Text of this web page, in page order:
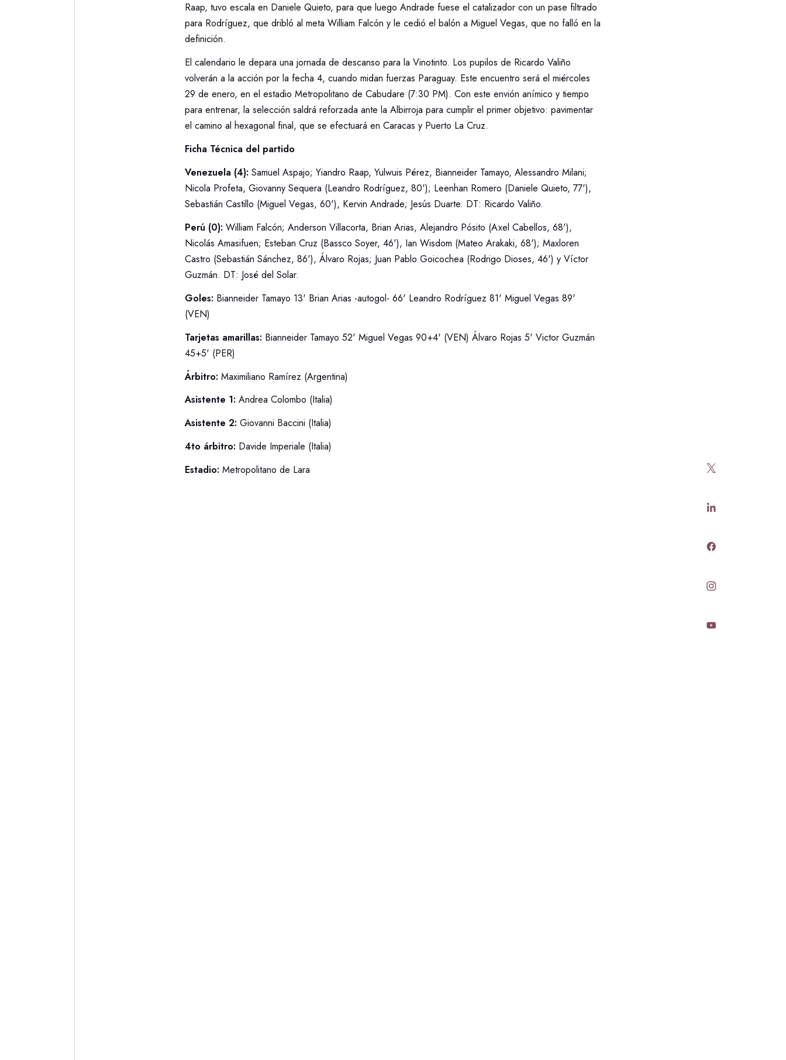
Raap, tuvo escala en Daniele Quieto, para que luego Andrade fuese el catalizador con un pase filtrado
para Rodríguez, que dribló al meta William Falcón y le cedió el balón a Miguel Vegas, que no falló en la
definición.
El calendario le depara una jornada de descanso para la Vinotinto. Los pupilos de Ricardo Valiño
volverán a la acción por la fecha 4, cuando midan fuerzas Paraguay. Este encuentro será el miércoles
29 de enero, en el estadio Metropolitano de Cabudare (7:30 PM). Con este envión anímico y tiempo
para entrenar, la selección saldrá reforzada ante la Albirroja para cumplir el primer objetivo: pavimentar
el camino al hexagonal final, que se efectuará en Caracas y Puerto La Cruz.
Ficha Técnica del partido
Venezuela (4): Samuel Aspajo; Yiandro Raap, Yulwuis Pérez, Bianneider Tamayo, Alessandro Milani;
Nicola Profeta, Giovanny Sequera (Leandro Rodríguez, 80'); Leenhan Romero (Daniele Quieto, 77'),
Sebastián Castillo (Miguel Vegas, 60'), Kervin Andrade; Jesús Duarte. DT: Ricardo Valiño.
Perú (0): William Falcón; Anderson Villacorta, Brian Arias, Alejandro Pósito (Axel Cabellos, 68'),
Nicolás Amasifuen; Esteban Cruz (Bassco Soyer, 46'), Ian Wisdom (Mateo Arakaki, 68'); Maxloren
Castro (Sebastián Sánchez, 86'), Álvaro Rojas; Juan Pablo Goicochea (Rodrigo Dioses, 46') y Víctor
Guzmán. DT: José del Solar.
Goles: Bianneider Tamayo 13' Brian Arias -autogol- 66' Leandro Rodríguez 81' Miguel Vegas 89'
(VEN)
Tarjetas amarillas: Bianneider Tamayo 52' Miguel Vegas 90+4' (VEN) Álvaro Rojas 5' Victor Guzmán
45+5' (PER)
Árbitro: Maximiliano Ramírez (Argentina)
Asistente 1: Andrea Colombo (Italia)
Asistente 2: Giovanni Baccini (Italia)
4to árbitro: Davide Imperiale (Italia)
Estadio: Metropolitano de Lara